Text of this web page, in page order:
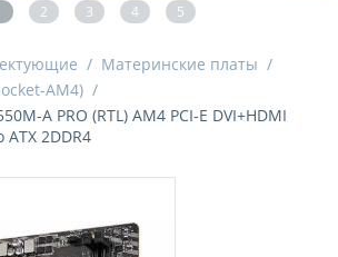
2 3 4 5
/ Материнские платы /
AM4) /
A PRO (RTL) AM4 PCI-E DVI+HDMI
ATX 2DDR4